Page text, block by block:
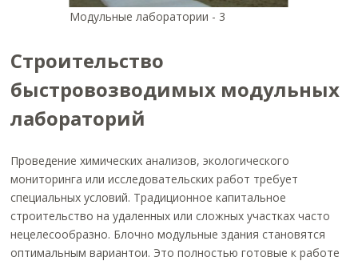
Модульные лаборатории - 3
Строительство
быстровозводимых модульных
лабораторий
Проведение химических анализов, экологического
мониторинга или исследовательских работ требует
специальных условий. Традиционное капитальное
строительство на удаленных или сложных участках часто
нецелесообразно. Блочно модульные здания становятся
оптимальным вариантои. Это полностью готовые к работе